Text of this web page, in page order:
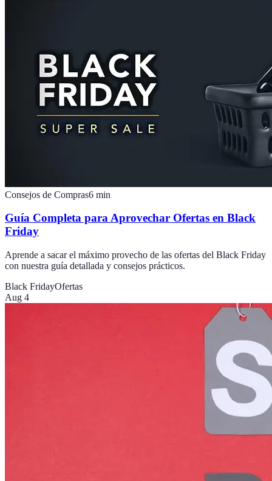
Consejos de Compras6 min
Guía Completa para Aprovechar Ofertas en Black
Friday
Aprende a sacar el máximo provecho de las ofertas del Black Friday
con nuestra guía detallada y consejos prácticos.
Black FridayOfertas
Aug 4